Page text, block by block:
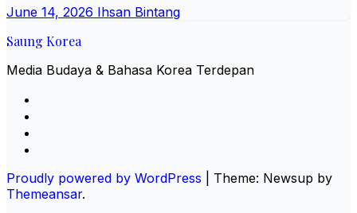
June 14, 2026 Ihsan Bintang
Saung Korea
Media Budaya & Bahasa Korea Terdepan
Proudly powered by WordPress
Theme: Newsup by
Themeansar.